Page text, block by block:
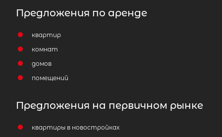
Предложения по аренде
квартир
комнат
домов
помещений
Предложения на первичном рынке
квартиры в новостройках